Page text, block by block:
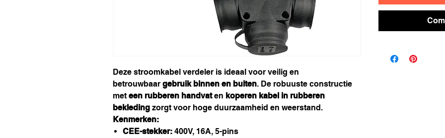
Deze stroomkabel verdeler is ideaal voor veilig en
betrouwbaar gebruik binnen en buiten. De robuuste constructie
met een rubberen handvaten koperen kabel in rubberen
bekleding zorgt voor hoge duurzaamheid en weerstand.
Kenmerken:
CEE-stekker: 400V, 16A, 5-pins